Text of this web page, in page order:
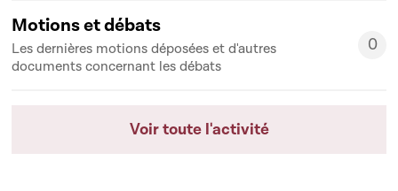
Motions et débats
Les dernières motions déposées et d'autres
documents concernant les débats
0
0
Voir toute l'activité